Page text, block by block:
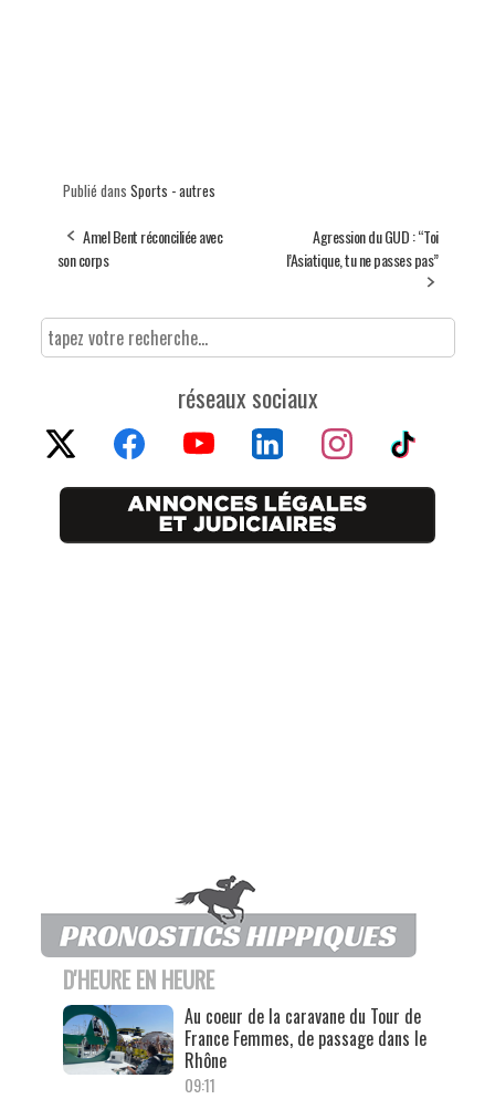
Publié dans Sports - autres
Amel Bent réconciliée avec
son corps
Agression du GUD : “Toi
l’Asiatique, tu ne passes pas”
réseaux sociaux
D'HEURE EN HEURE
Au coeur de la caravane du Tour de
France Femmes, de passage dans le
Rhône
09:11